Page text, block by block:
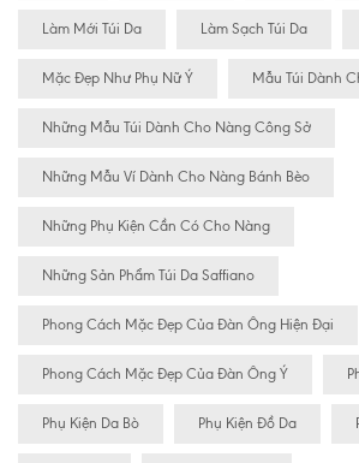
Làm Mới Túi Da Làm Sạch Túi Da
Mặc Đẹp Như Phụ Nữ Ý Mẫu Túi Dành
Những Mẫu Túi Dành Cho Nàng Công Sở
Những Mẫu Ví Dành Cho Nàng Bánh Bèo
Những Phụ Kiện Cần Có Cho Nàng
Những Sản Phẩm Túi Da Saffiano
Phong Cách Mặc Đẹp Của Đàn Ông Hiện Đại
Phong Cách Mặc Đẹp Của Đàn Ông Ý
Phụ Kiện Da Bò Phụ Kiện Đồ Da